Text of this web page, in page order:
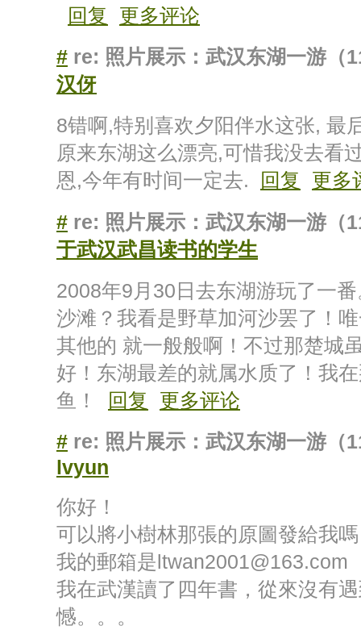
回复
更多评论
# re: 照片展示：武汉东湖一游（
汉伢
8错啊,特别喜欢夕阳伴水这张, 最
原来东湖这么漂亮,可惜我没去看
恩,今年有时间一定去.
回复
更多
# re: 照片展示：武汉东湖一游（
于武汉武昌读书的学生
2008年9月30日去东湖游玩了一
沙滩？我看是野草加河沙罢了！
其他的 就一般般啊！不过那楚城
好！东湖最差的就属水质了！我
鱼！
回复
更多评论
# re: 照片展示：武汉东湖一游（
lvyun
你好！
可以將小樹林那張的原圖發給我
我的郵箱是ltwan2001@163.com
我在武漢讀了四年書，從來沒有
憾。。。